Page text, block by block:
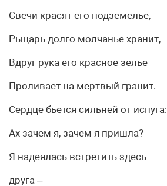
Свечи красят его подземелье,
Рыцарь долго молчанье хранит,
Вдруг рука его красное зелье
Проливает на мертвый гранит.
Сердце бьется сильней от испуга:
Ах зачем я, зачем я пришла?
Я надеялась встретить здесь
друга –